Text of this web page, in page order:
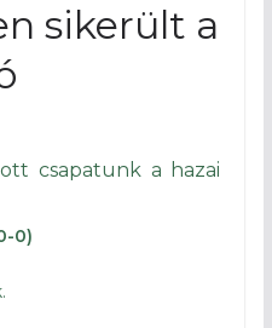
sikerült a
csapatunk a hazai
0)